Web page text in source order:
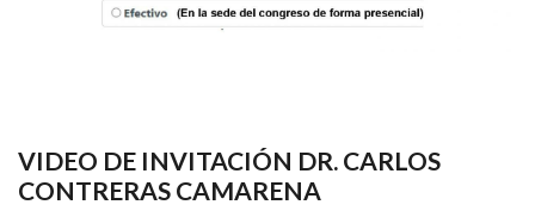
VIDEO DE INVITACIÓN DR. CARLOS
CONTRERAS CAMARENA